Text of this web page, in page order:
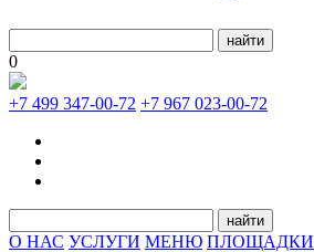
найти
0
+7 499 347-00-72 +7 967 023-00-72
найти
О НАС УСЛУГИ МЕНЮ ПЛОЩАДКИ